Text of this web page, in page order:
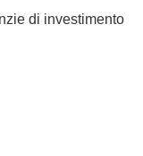
di investimento